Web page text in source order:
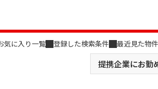
気に入り一覧 登録した検索条件 最近見た物
提携企業にお勤